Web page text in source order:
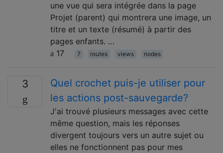
une vue qui sera intégrée dans la page
Projet (parent) qui montrera une image, un
titre et un texte (résumé) à partir des
pages enfants. …
17
7 routes views nodes
3
Quel crochet puis-je utiliser pour
les actions post-sauvegarde?
J'ai trouvé plusieurs messages avec cette
même question, mais les réponses
divergent toujours vers un autre sujet ou
elles ne fonctionnent pas pour mes